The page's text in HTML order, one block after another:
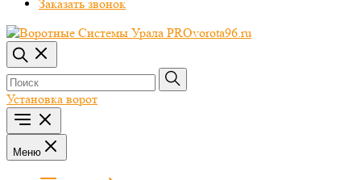
Заказать звонок
Установка ворот
Меню